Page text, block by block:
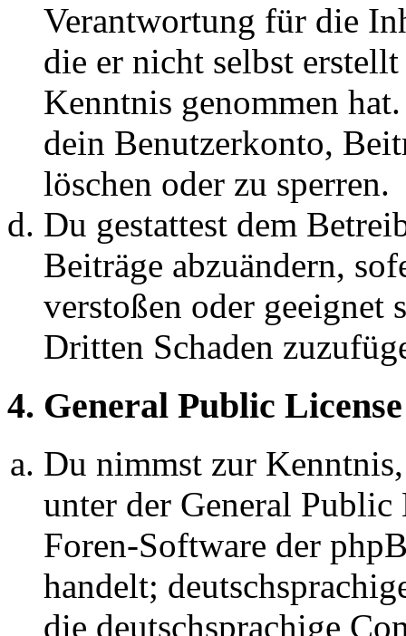
Verantwortung für die
die er nicht selbst
Kenntnis genommen
dein Benutzerkonto,
löschen oder zu sperren.
Du gestattest dem
Beiträge abzuändern,
verstoßen oder geeignet
Dritten Schaden
4. General Public License
Du nimmst zur
unter der General
Foren-Software der
handelt;
die deutschsprachige